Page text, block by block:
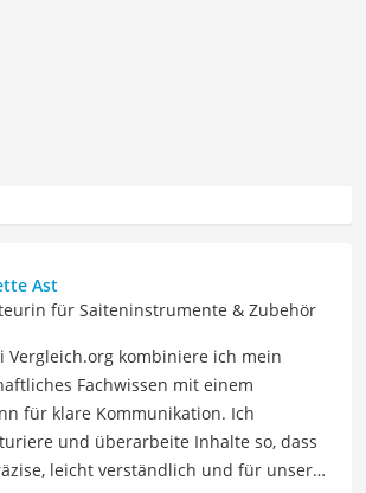
Ast
für Saiteninstrumente & Zubehör
Vergleich.org kombiniere ich mein
Fachwissen mit einem
für klare Kommunikation. Ich
und überarbeite Inhalte so, dass
leicht verständlich und für unsere